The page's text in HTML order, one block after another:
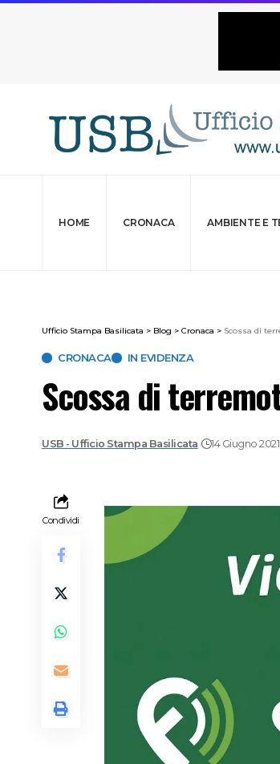
HOME CRONACA AMBIENTE E
Ufficio Stampa Basilicata > Blog > Cronaca > Scossa di
CRONACA IN EVIDENZA
Scossa di
USB - Ufficio Stampa Basilicata 14 Giugno 2021
Condividi